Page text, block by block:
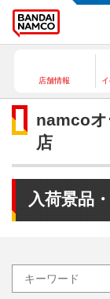
店舗情報
namco
店
入荷景品